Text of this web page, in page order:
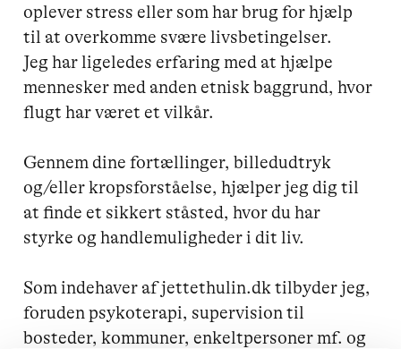
oplever stress eller som har brug for hjælp
til at overkomme svære livsbetingelser.
Jeg har ligeledes erfaring med at hjælpe
mennesker med anden etnisk baggrund, hvor
flugt har været et vilkår.
Gennem dine fortællinger, billedudtryk
og/eller kropsforståelse, hjælper jeg dig til
at finde et sikkert ståsted, hvor du har
styrke og handlemuligheder i dit liv.
Som indehaver af jettethulin.dk tilbyder jeg,
foruden psykoterapi, supervision til
bosteder, kommuner, enkeltpersoner mf. og